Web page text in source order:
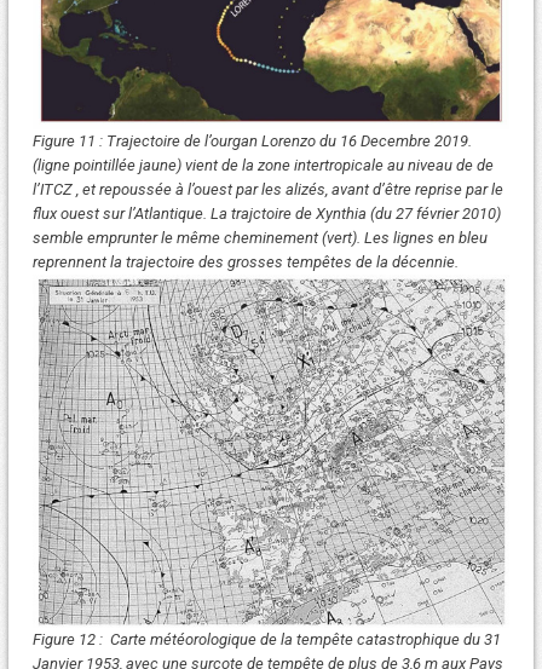
Figure 11 : Trajectoire de l’ourgan Lorenzo du 16 Decembre 2019.
(ligne pointillée jaune) vient de la zone intertropicale au niveau de de
l’ITCZ , et repoussée à l’ouest par les alizés, avant d’être reprise par le
flux ouest sur l’Atlantique. La trajctoire de Xynthia (du 27 février 2010)
semble emprunter le même cheminement (vert). Les lignes en bleu
reprennent la trajectoire des grosses tempêtes de la décennie.
Figure 12 : Carte météorologique de la tempête catastrophique du 31
Janvier 1953, avec une surcote de tempête de plus de 3,6 m aux Pays